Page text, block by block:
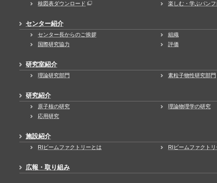
核図表ダウンロード
楽しむ・学ぶパン
センター紹介
センター長からのご挨拶
組織
国際研究協力
評価
研究室紹介
理論研究部門 素粒子物性研究部門
研究紹介
原子核の研究
理論物理学の研究
応用研究
施設紹介
RIビームファクトリーとは RIビームファクト
広報・取り組み